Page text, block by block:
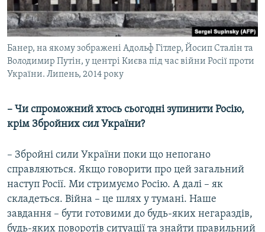
Банер, на якому зображені Адольф Гітлер, Йосип Сталін та
Володимир Путін, у центрі Києва під час війни Росії проти
України. Липень, 2014 року
– Чи спроможний хтось сьогодні зупинити Росію,
крім Збройних сил України?
– Збройні сили України поки що непогано
справляються. Якщо говорити про цей загальний
наступ Росії. Ми стримуємо Росію. А далі – як
складеться. Війна – це шлях у тумані. Наше
завдання – бути готовими до будь-яких негараздів,
будь-яких поворотів ситуації та знайти правильний